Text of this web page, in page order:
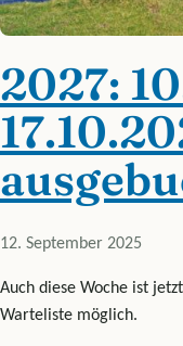
2027:
12. September 2025
Auch diese Woche ist
Warteliste möglich.